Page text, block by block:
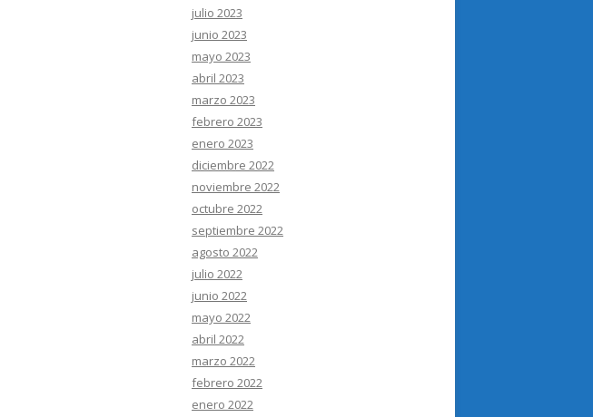
julio 2023
junio 2023
mayo 2023
abril 2023
marzo 2023
febrero 2023
enero 2023
diciembre 2022
noviembre 2022
octubre 2022
septiembre 2022
agosto 2022
julio 2022
junio 2022
mayo 2022
abril 2022
marzo 2022
febrero 2022
enero 2022